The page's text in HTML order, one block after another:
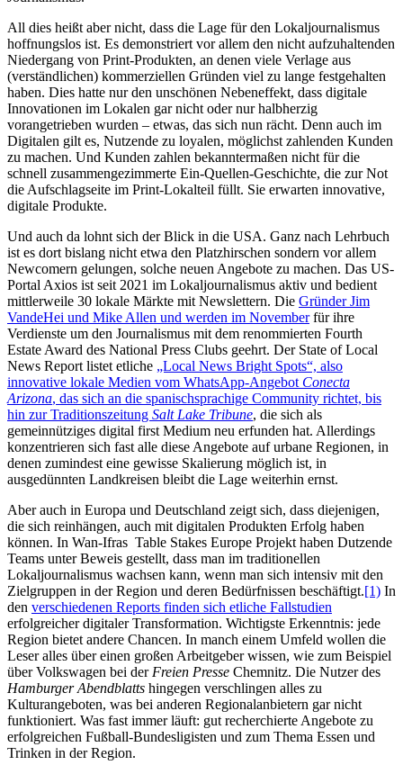
All dies heißt aber nicht, dass die Lage für den Lokaljournalismus
hoffnungslos ist. Es demonstriert vor allem den nicht aufzuhaltenden
Niedergang von Print-Produkten, an denen viele Verlage aus
(verständlichen) kommerziellen Gründen viel zu lange festgehalten
haben. Dies hatte nur den unschönen Nebeneffekt, dass digitale
Innovationen im Lokalen gar nicht oder nur halbherzig
vorangetrieben wurden – etwas, das sich nun rächt. Denn auch im
Digitalen gilt es, Nutzende zu loyalen, möglichst zahlenden Kunden
zu machen. Und Kunden zahlen bekanntermaßen nicht für die
schnell zusammengezimmerte Ein-Quellen-Geschichte, die zur Not
die Aufschlagseite im Print-Lokalteil füllt. Sie erwarten innovative,
digitale Produkte.
Und auch da lohnt sich der Blick in die USA. Ganz nach Lehrbuch
ist es dort bislang nicht etwa den Platzhirschen sondern vor allem
Newcomern gelungen, solche neuen Angebote zu machen. Das US-
Portal Axios ist seit 2021 im Lokaljournalismus aktiv und bedient
mittlerweile 30 lokale Märkte mit Newslettern. Die Gründer Jim
VandeHei und Mike Allen und werden im Novemberfür ihre
Verdienste um den Journalismus mit dem renommierten Fourth
Estate Award des National Press Clubs geehrt. Der State of Local
News Report listet etliche „Local News Bright Spots“, also
innovative lokale Medien vom WhatsApp-Angebot Conecta
Arizona, das sich an die spanischsprachige Community richtet, bis
hin zur Traditionszeitung Salt Lake Tribune, die sich als
gemeinnütziges digital first Medium neu erfunden hat. Allerdings
konzentrieren sich fast alle diese Angebote auf urbane Regionen, in
denen zumindest eine gewisse Skalierung möglich ist, in
ausgedünnten Landkreisen bleibt die Lage weiterhin ernst.
Aber auch in Europa und Deutschland zeigt sich, dass diejenigen,
die sich reinhängen, auch mit digitalen Produkten Erfolg haben
können. In Wan-Ifras Table Stakes Europe Projekt haben Dutzende
Teams unter Beweis gestellt, dass man im traditionellen
Lokaljournalismus wachsen kann, wenn man sich intensiv mit den
Zielgruppen in der Region und deren Bedürfnissen beschäftigt.[1) In
den verschiedenen Reports finden sich etliche Fallstudien
erfolgreicher digitaler Transformation. Wichtigste Erkenntnis: jede
Region bietet andere Chancen. In manch einem Umfeld wollen die
Leser alles über einen großen Arbeitgeber wissen, wie zum Beispiel
über Volkswagen bei der Freien Presse Chemnitz. Die Nutzer des
Hamburger Abendblatts hingegen verschlingen alles zu
Kulturangeboten, was bei anderen Regionalanbietern gar nicht
funktioniert. Was fast immer läuft: gut recherchierte Angebote zu
erfolgreichen Fußball-Bundesligisten und zum Thema Essen und
Trinken in der Region.